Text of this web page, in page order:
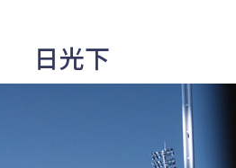
日光下